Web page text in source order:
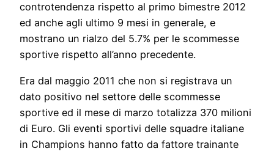
controtendenza rispetto al primo bimestre 2012
ed anche agli ultimo 9 mesi in generale, e
mostrano un rialzo del 5.7% per le scommesse
sportive rispetto all’anno precedente.
Era dal maggio 2011 che non si registrava un
dato positivo nel settore delle scommesse
sportive ed il mese di marzo totalizza 370 milioni
di Euro. Gli eventi sportivi delle squadre italiane
in Champions hanno fatto da fattore trainante